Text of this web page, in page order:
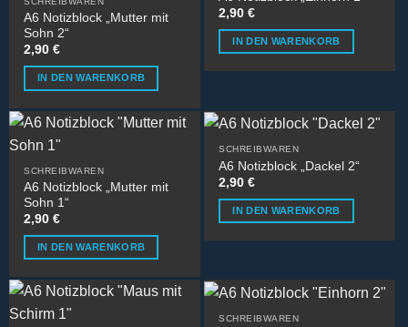
A6 Notizblock „Mutter mit
Sohn 2“
2,90€
IN DEN WARENKORB
2,90€
IN DEN WARENKORB
SCHREIBWAREN
A6 Notizblock „Mutter mit
Sohn 1“
2,90€
IN DEN WARENKORB
SCHREIBWAREN
A6 Notizblock „Dackel 2“
2,90€
IN DEN WARENKORB
SCHREIBWAREN